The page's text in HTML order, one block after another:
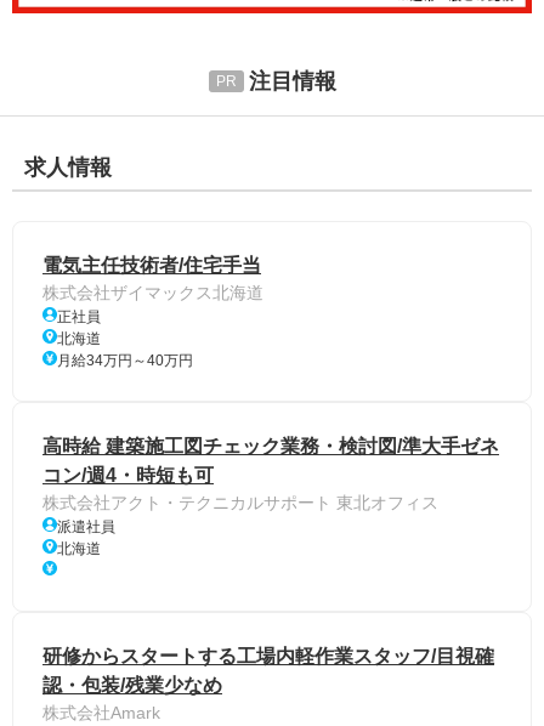
注目情報
求人情報
電気主任技術者/住宅手当
株式会社ザイマックス北海道
正社員
北海道
月給34万円～40万円
高時給 建築施工図チェック業務・検討図/準大手ゼネ
コン/週4・時短も可
株式会社アクト・テクニカルサポート 東北オフィス
派遣社員
北海道
研修からスタートする工場内軽作業スタッフ/目視確
認・包装/残業少なめ
株式会社Amark